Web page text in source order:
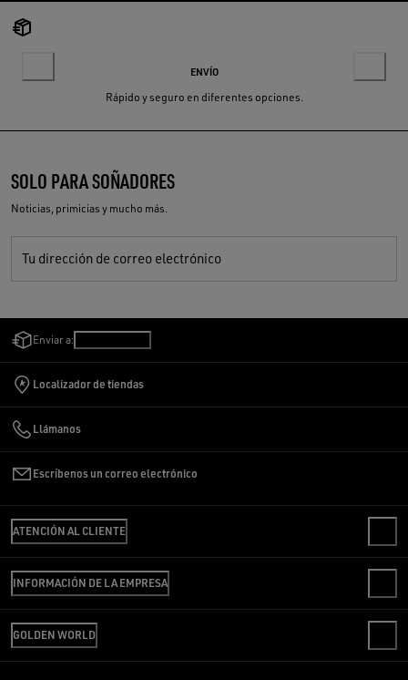
ENVÍO
Rápido y seguro en diferentes opciones.
SOLO PARA SOÑADORES
Noticias, primicias y mucho más.
Tu dirección de correo electrónico
Enviar a:
Localizador de tiendas
Llámanos
Escríbenos un correo electrónico
ATENCIÓN AL CLIENTE
PREGUNTAS FRECUENTES
REVISA TU PEDIDO
ENVÍO
DEVOLUCIONES
INFORMACIÓN DE LA EMPRESA
CÓDIGO ÉTICO
SOSTENIBILIDAD
GOLDEN WORLD